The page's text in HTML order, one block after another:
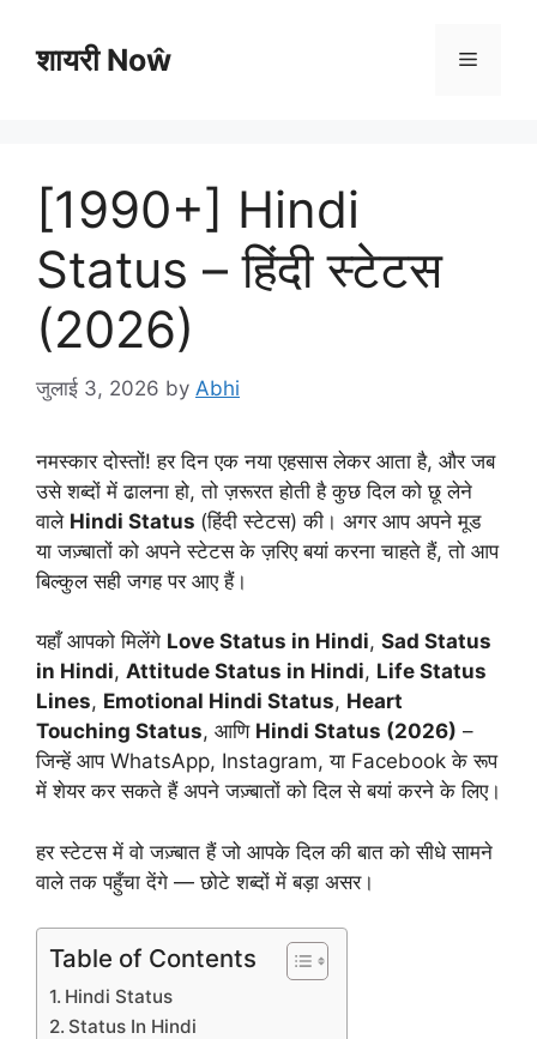
contentशायरी Noŵ Menu
[1990+] Hindi
Status – हिंदी स्टेटस
(2026)
जुलाई 3, 2026 by Abhi
नमस्कार दोस्तों! हर दिन एक नया एहसास लेकर आता है, और जब
उसे शब्दों में ढालना हो, तो ज़रूरत होती है कुछ दिल को छू लेने
वाले Hindi Status (हिंदी स्टेटस) की। अगर आप अपने मूड
या जज़्बातों को अपने स्टेटस के ज़रिए बयां करना चाहते हैं, तो आप
बिल्कुल सही जगह पर आए हैं।
यहाँ आपको मिलेंगे Love Status in Hindi, Sad Status
in Hindi, Attitude Status in Hindi, Life Status
Lines, Emotional Hindi Status, Heart
Touching Status, आणि Hindi Status (2026) –
जिन्हें आप WhatsApp, Instagram, या Facebook के रूप
में शेयर कर सकते हैं अपने जज़्बातों को दिल से बयां करने के लिए।
हर स्टेटस में वो जज़्बात हैं जो आपके दिल की बात को सीधे सामने
वाले तक पहुँचा देंगे — छोटे शब्दों में बड़ा असर।
Table of Contents
Hindi Status
Status In Hindi